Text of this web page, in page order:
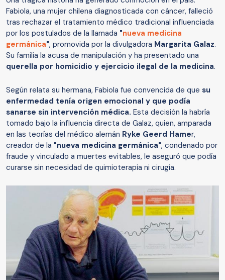
Fabiola, una mujer chilena diagnosticada con cáncer, falleció
tras rechazar el tratamiento médico tradicional influenciada
por los postulados de la llamada "nueva medicina
germánica", promovida por la divulgadora Margarita Galaz.
Su familia la acusa de manipulación y ha presentado una
querella por homicidio y ejercicio ilegal de la medicina.
Según relata su hermana, Fabiola fue convencida de que su
enfermedad tenía origen emocional y que podía
sanarse sin intervención médica. Esta decisión la habría
tomado bajo la influencia directa de Galaz, quien, amparada
en las teorías del médico alemán Ryke Geerd Hamer,
creador de la "nueva medicina germánica", condenado por
fraude y vinculado a muertes evitables, le aseguró que podía
curarse sin necesidad de quimioterapia ni cirugía.